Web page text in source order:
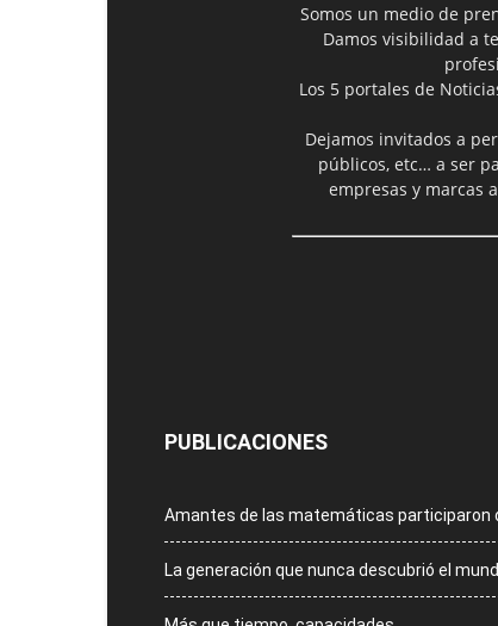
Somos un medio de
Damos visibilidad a
Los 5 portales de
Dejamos invitados a
públicos, etc… a ser
empresas y marcas
PUBLICACIONES
Amantes de las matemáticas participaron
La generación que nunca descubrió el